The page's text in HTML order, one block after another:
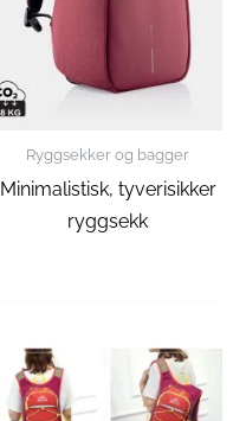
Ryggsekker og bagger
Minimalistisk, tyverisikker
ryggsekk